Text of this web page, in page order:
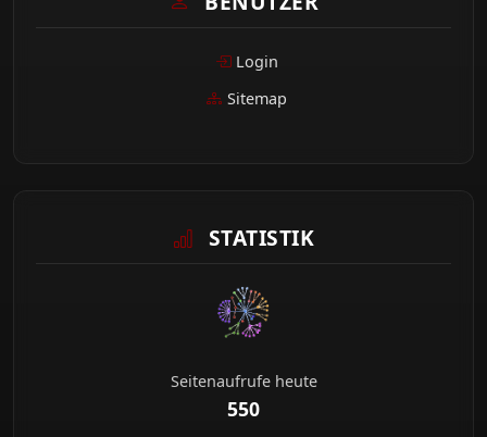
Login
Sitemap
STATISTIK
Seitenaufrufe heute
550